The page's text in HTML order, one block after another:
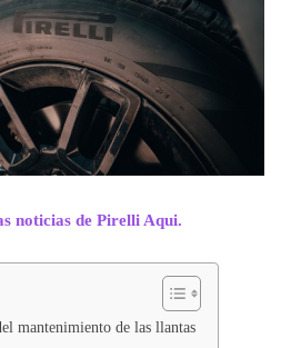
noticias de Pirelli Aqui.
mantenimiento de las llantas